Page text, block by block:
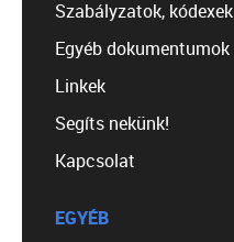
Szabályzatok, kódexek
Egyéb dokumentumok
Linkek
Segíts nekünk!
Kapcsolat
EGYÉB